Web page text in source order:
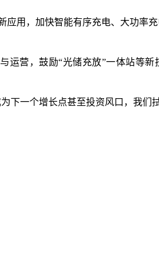
用，加快智能有序充电、大功率
运营，鼓励“光储充放”一体站等
下一个增长点甚至投资风口，我们